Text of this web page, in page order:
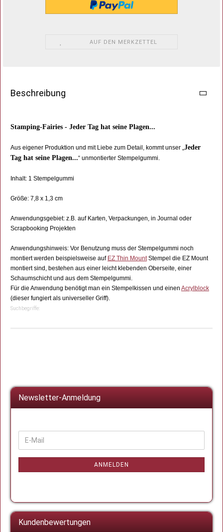
AUF DEN MERKZETTEL
Beschreibung
Stamping-Fairies - Jeder Tag hat seine Plagen...
Aus eigener Produktion und mit Liebe zum Detail, kommt unser „Jeder
Tag hat seine Plagen...“ unmontierter Stempelgummi.
Inhalt: 1 Stempelgummi
Größe: 7,8 x 1,3 cm
Anwendungsgebiet: z.B. auf Karten, Verpackungen, in Journal oder
Scrapbooking Projekten
Anwendungshinweis: Vor Benutzung muss der Stempelgummi noch
montiert werden beispielsweise auf EZ Thin MountStempel die EZ Mount
montiert sind, bestehen aus einer leicht klebenden Oberseite, einer
Schaumschicht und aus dem Stempelgummi.
Für die Anwendung benötigt man ein Stempelkissen und einen Acrylblock
(dieser fungiert als universeller Griff).
Suchbegriffe:
Newsletter-Anmeldung
WEITER
ZUR
NEWSLETTER-
E-
Mail
ANMELDEN
Kundenbewertungen